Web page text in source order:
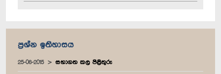
ප්‍රශ්න ඉතිහාසය
25-06-2015 සභාගත කල පිළිතුරු